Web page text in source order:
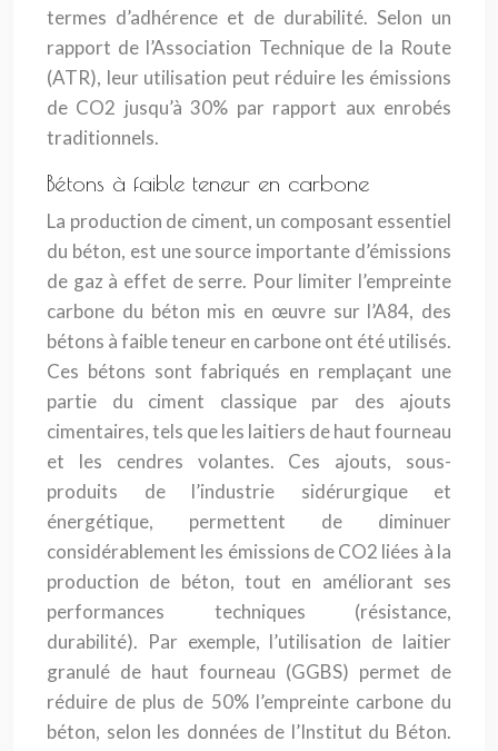
termes d’adhérence et de durabilité. Selon un
rapport de l’Association Technique de la Route
(ATR), leur utilisation peut réduire les émissions
de CO2 jusqu’à 30% par rapport aux enrobés
traditionnels.
Bétons à faible teneur en carbone
La production de ciment, un composant essentiel
du béton, est une source importante d’émissions
de gaz à effet de serre. Pour limiter l’empreinte
carbone du béton mis en œuvre sur l’A84, des
bétons à faible teneur en carbone ont été utilisés.
Ces bétons sont fabriqués en remplaçant une
partie du ciment classique par des ajouts
cimentaires, tels que les laitiers de haut fourneau
et les cendres volantes. Ces ajouts, sous-
produits de l’industrie sidérurgique et
énergétique, permettent de diminuer
considérablement les émissions de CO2 liées à la
production de béton, tout en améliorant ses
performances techniques (résistance,
durabilité). Par exemple, l’utilisation de laitier
granulé de haut fourneau (GGBS) permet de
réduire de plus de 50% l’empreinte carbone du
béton, selon les données de l’Institut du Béton.